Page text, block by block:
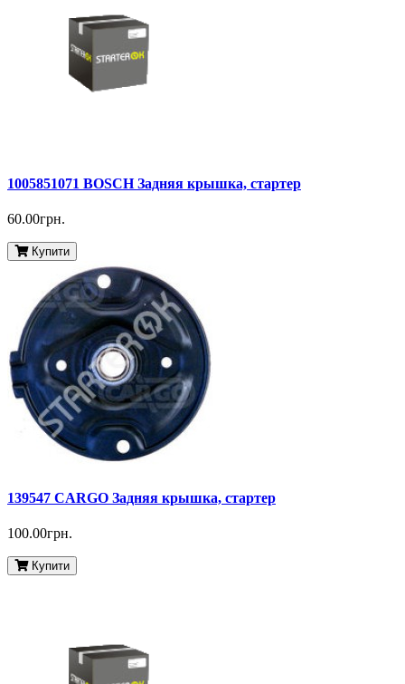
1005851071 BOSCH Задняя крышка, стартер
60.00грн.
Купити
139547 CARGO Задняя крышка, стартер
100.00грн.
Купити